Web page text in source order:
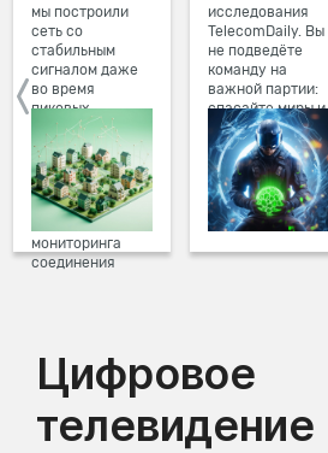
мы построили
сеть со
стабильным
сигналом даже
во время
пиковых
нагрузок в
вечернее время.
Мы постоянно
обновляем наше
оборудование в
домах, а система
мониторинга
соединения
исследования
TelecomDaily. Вы
не подведёте
команду на
важной партии:
спасайте миры и
побеждайте с
друзьями в
онлайн-играх.
Цифровое
телевидение